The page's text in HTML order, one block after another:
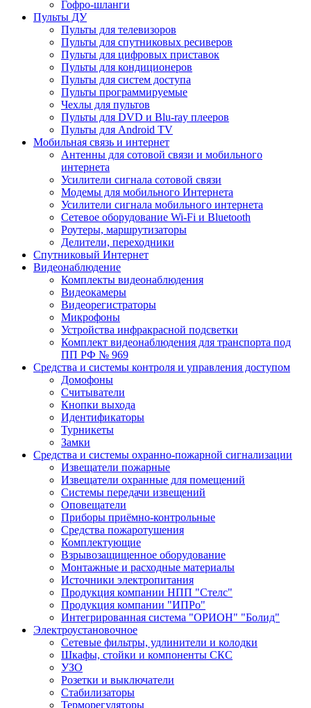
Гофро-шланги
Пульты ДУ
Пульты для телевизоров
Пульты для спутниковых ресиверов
Пульты для цифровых приставок
Пульты для кондиционеров
Пульты для систем доступа
Пульты программируемые
Чехлы для пультов
Пульты для DVD и Blu-ray плееров
Пульты для Android TV
Мобильная связь и интернет
Антенны для сотовой связи и мобильного
интернета
Усилители сигнала сотовой связи
Модемы для мобильного Интернета
Усилители сигнала мобильного интернета
Сетевое оборудование Wi-Fi и Bluetooth
Роутеры, маршрутизаторы
Делители, переходники
Спутниковый Интернет
Видеонаблюдение
Комплекты видеонаблюдения
Видеокамеры
Видеорегистраторы
Микрофоны
Устройства инфракрасной подсветки
Комплект видеонаблюдения для транспорта под
ПП РФ № 969
Средства и системы контроля и управления доступом
Домофоны
Считыватели
Кнопки выхода
Идентификаторы
Турникеты
Замки
Средства и системы охранно-пожарной сигнализации
Извещатели пожарные
Извещатели охранные для помещений
Системы передачи извещений
Оповещатели
Приборы приёмно-контрольные
Средства пожаротушения
Комплектующие
Взрывозащищенное оборудование
Монтажные и расходные материалы
Источники электропитания
Продукция компании НПП "Стелс"
Продукция компании "ИПРо"
Интегрированная система "ОРИОН" "Болид"
Электроустановочное
Сетевые фильтры, удлинители и колодки
Шкафы, стойки и компоненты СКС
УЗО
Розетки и выключатели
Стабилизаторы
Терморегуляторы